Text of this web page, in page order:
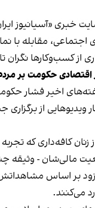
خبری «آسیانیوز
اجتماعی، مقابله با
از کسب‌وکارها
حکومت بر
اخیر فشار
ویدیوهایی از
زنان کافه‌داری که
مالی‌شان - وثیقه چند
بر اساس
می‌کنند.